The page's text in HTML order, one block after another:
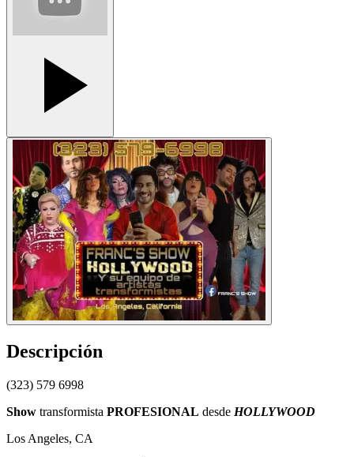
Descripción
(323) 579 6998
Show transformista PROFESIONAL desde HOLLYWOOD
Los Angeles, CA